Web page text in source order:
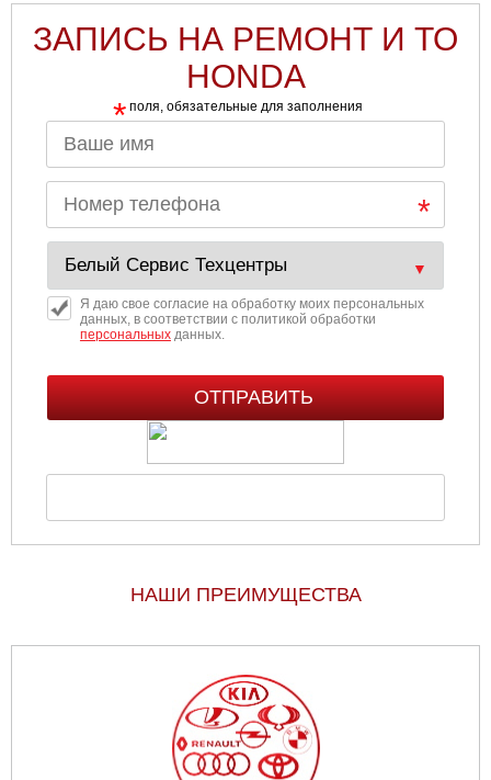
ЗАПИСЬ НА РЕМОНТ И ТО
HONDA
* поля, обязательные для заполнения
Я даю свое согласие на обработку моих персональных
данных, в соответствии с политикой обработки
персональныхданных.
НАШИ ПРЕИМУЩЕСТВА